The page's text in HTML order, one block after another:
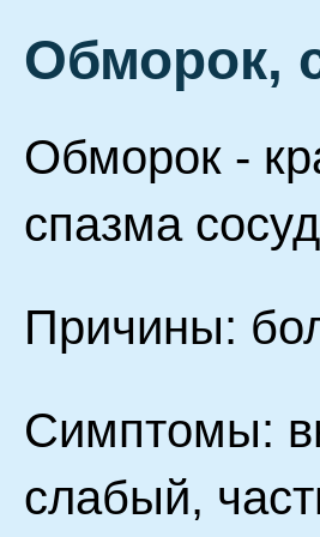
Обморок,
Обморок -
спазма
Причины:
Симптомы:
слабый,